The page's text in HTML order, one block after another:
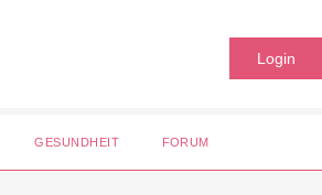
Login
GESUNDHEIT FORUM